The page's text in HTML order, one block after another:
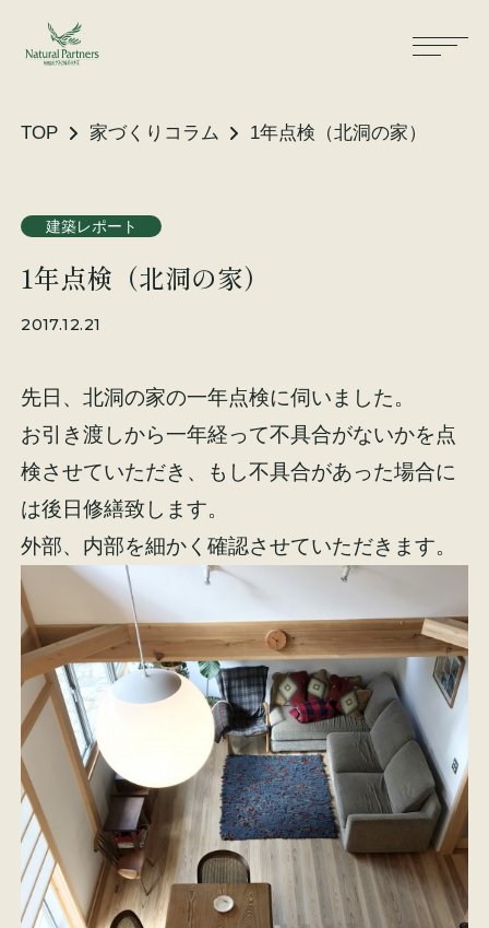
TOP 家づくりコラム 1年点検（北洞の家）
建築レポート
1年点検（北洞の家）
2017.12.21
先日、北洞の家の一年点検に伺いました。
お引き渡しから一年経って不具合がないかを点
検させていただき、もし不具合があった場合に
は後日修繕致します。
外部、内部を細かく確認させていただきます。
大工が建てる家
気候風土適応住宅
性能・素材
リノベーション
保証・保険
施工事例 お客様の声
会社概要
スタッフ紹介
家づくりコラム